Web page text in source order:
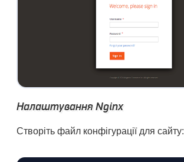
Налаштування Nginx
Створіть файл конфігурації для сайту: